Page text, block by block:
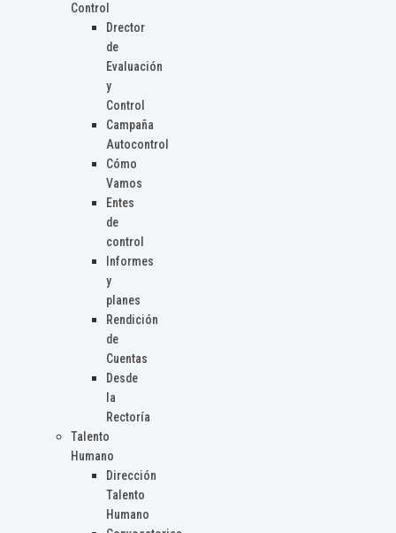
Control
Drector
de
Evaluación
y
Control
Campaña
Autocontrol
Cómo
Vamos
Entes
de
control
Informes
y
planes
Rendición
de
Cuentas
Desde
la
Rectoría
Talento
Humano
Dirección
Talento
Humano